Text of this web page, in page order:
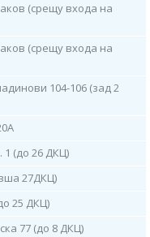
партер
до петък/
Парк"),
(срещу входа на
(срещу входа на
104-106 (зад 2
1 (до 26 ДКЦ)
27ДКЦ)
25 ДКЦ)
77 (до 8 ДКЦ)